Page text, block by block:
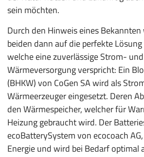
sein möchten.
Durch den Hinweis eines
beiden dann auf die perfekte
welche eine zuverlässige Strom- und
Wärmeversorgung verspricht: Ein
(BHKW) von CoGen SA wird als
Wärmeerzeuger eingesetzt. Deren
den Wärmespeicher, welcher für
Heizung gebraucht wird. Der
ecoBatterySystem von ecocoach
Energie und wird bei Bedarf optimal